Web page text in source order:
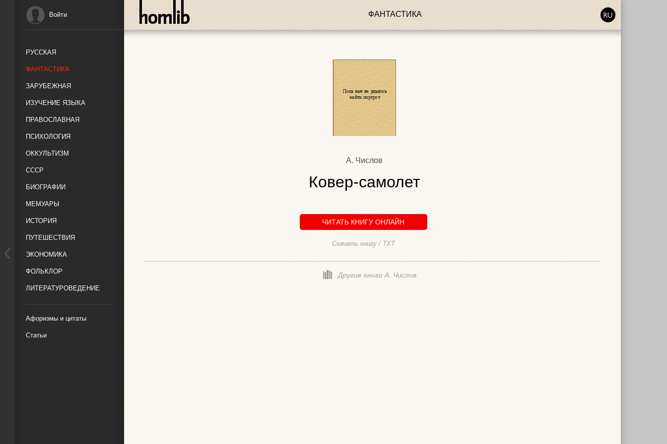
Войти
РУССКАЯ
ФАНТАСТИКА
ЗАРУБЕЖНАЯ
ИЗУЧЕНИЕ ЯЗЫКА
ПРАВОСЛАВНАЯ
ПСИХОЛОГИЯ
ОККУЛЬТИЗМ
СССР
БИОГРАФИИ
МЕМУАРЫ
ИСТОРИЯ
ПУТЕШЕСТВИЯ
ЭКОНОМИКА
ФОЛЬКЛОР
ЛИТЕРАТУРОВЕДЕНИЕ
Афоризмы и цитаты
Статьи
ФАНТАСТИКА
А. Числов
Ковер-самолет
ЧИТАТЬ КНИГУ ОНЛАЙН
Скачать книгу / TXT
Другие книги А. Числов